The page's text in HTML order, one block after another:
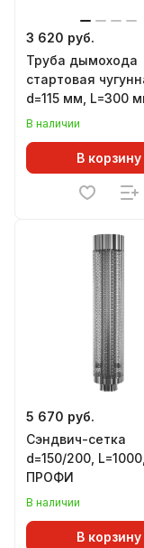
3 620 руб.
Труба дымохода
стартовая
d=115 мм, L=300
печей НМК
В наличии
В корзину
5 670 руб.
Сэндвич-сетка
d=150/200, L=1000,
ПРОФИ
В наличии
В корзину